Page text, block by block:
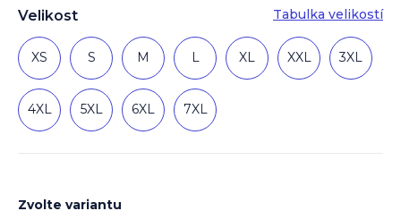
Velikost Tabulka velikostí
XS S M L XL XXL 3XL
4XL 5XL 6XL 7XL
Zvolte variantu